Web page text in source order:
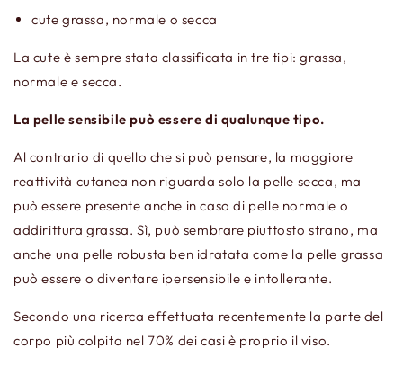
cute grassa, normale o secca
La cute è sempre stata classificata in tre tipi: grassa,
normale e secca.
La pelle sensibile può essere di qualunque tipo.
Al contrario di quello che si può pensare, la maggiore
reattività cutanea non riguarda solo la pelle secca, ma
può essere presente anche in caso di pelle normale o
addirittura grassa. Sì, può sembrare piuttosto strano, ma
anche una pelle robusta ben idratata come la pelle grassa
può essere o diventare ipersensibile e intollerante.
Secondo una ricerca effettuata recentemente la parte del
corpo più colpita nel 70% dei casi è proprio il viso.